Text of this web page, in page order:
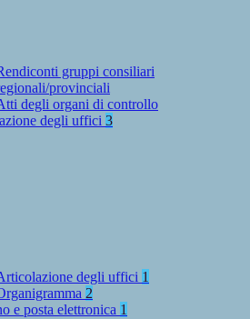
gruppi consiliari
provinciali
degli organi di controllo
degli uffici 3
degli uffici 1
2
e posta elettronica 1